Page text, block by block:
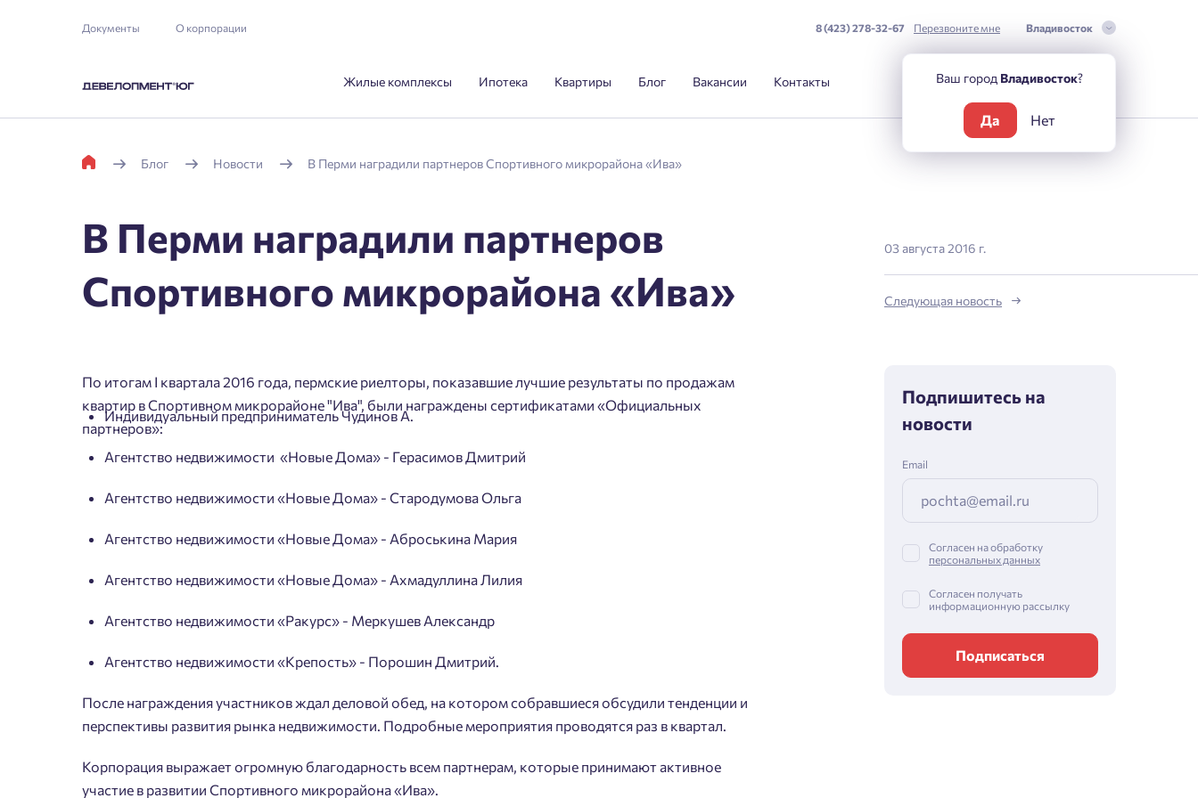
Документы О корпорации 8 (423) 278-32-67 Перезвоните мне Владивосток
Жилые комплексы Ипотека Квартиры Блог Вакансии Контакты
Блог Новости В Перми наградили партнеров Спортивного микрорайона «Ива»
В Перми наградили партнеров
Спортивного микрорайона «Ива»
По итогам I квартала 2016 года, пермские риелторы, показавшие лучшие результаты по продажам
квартир в Спортивном микрорайоне "Ива", были награждены cертификатами «Официальных
партнеров»:
Индивидуальный предприниматель Чудинов А.
Агентство недвижимости «Новые Дома» - Герасимов Дмитрий
Агентство недвижимости «Новые Дома» - Стародумова Ольга
Агентство недвижимости «Новые Дома» - Аброськина Мария
Агентство недвижимости «Новые Дома» - Ахмадуллина Лилия
Агентство недвижимости «Ракурс» - Меркушев Александр
Агентство недвижимости «Крепость» - Порошин Дмитрий.
После награждения участников ждал деловой обед, на котором собравшиеся обсудили тенденции и
перспективы развития рынка недвижимости. Подробные мероприятия проводятся раз в квартал.
Корпорация выражает огромную благодарность всем партнерам, которые принимают активное
участие в развитии Спортивного микрорайона «Ива».
03 августа 2016 г.
Следующая новость
Подпишитесь на
новости
Email
Согласен на обработку
персональных данных
Согласен получать
информационную рассылку
Подписаться
Ваш город Владивосток?
Да Нет